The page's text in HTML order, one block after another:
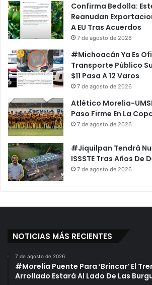
Confirma Bedolla:
Reanudan
A EU Tras Acuerdos
7 de agosto de 2026
#Michoacán Ya Es
Transporte Público
$11 Pasa A 12 Varos
7 de agosto de 2026
Atlético Morelia-
Paso Firme En La
7 de agosto de 2026
#Jiquilpan Tendrá
ISSSTE Tras Años De
7 de agosto de 2026
NOTICIAS MÁS RECIENTES
7 de agosto de 2026
#Morelia Puente Para ‘Brincar’ El
Arrollado Estará Al Lado De Las